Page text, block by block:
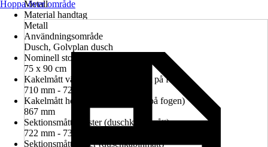
Metall
Material handtag
Metall
Användningsområde
Dusch, Golvplan dusch
Nominell storlek i cm
75 x 90 cm
Kakelmått vänster (glasrutans mitt på fogen)
710 mm - 724 mm
Kakelmått höger (glasrutans mitt på fogen)
867 mm
Sektionsmått vänster (duschkabinmått)
722 mm - 736 mm
Sektionsmått höger (duschkabinmått)
Hoppa över område